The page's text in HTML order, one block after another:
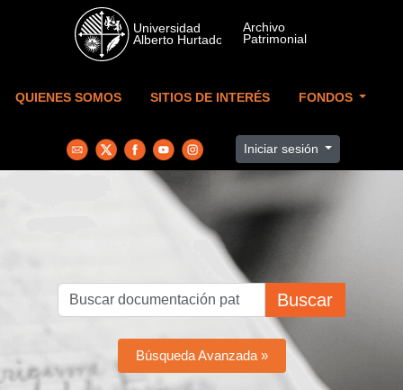
Skip to main content
QUIENES SOMOS SITIOS DE INTERÉS FONDOS
Iniciar sesión
Buscar
Búsqueda Avanzada »